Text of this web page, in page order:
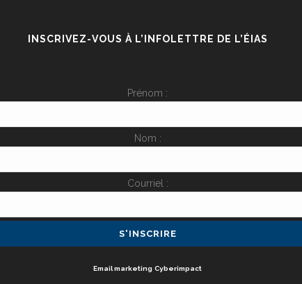
INSCRIVEZ-VOUS À L’INFOLETTRE DE L’ÉIAS
Prénom :
Nom :
Courriel :
Email marketing Cyberimpact